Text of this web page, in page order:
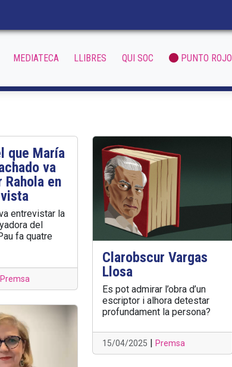
MEDIATECA LLIBRES QUI SOC PUNTO ROJO
que María
va
en
entrevistar la
del
fa quatre
Premsa
Clarobscur Vargas
Llosa
Es pot admirar l’obra d’un
escriptor i alhora detestar
profundament la persona?
15/04/2025 Premsa